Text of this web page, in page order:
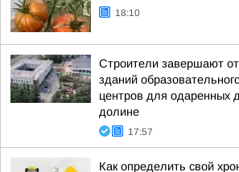
18:10
Строители завершают
зданий
центров для одаренных
долине
17:57
Как определить свой